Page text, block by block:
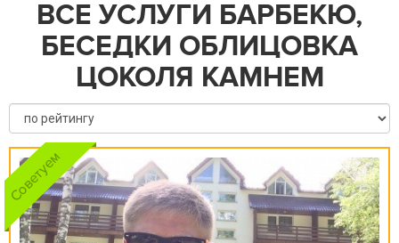
ВСЕ УСЛУГИ БАРБЕКЮ,
БЕСЕДКИ ОБЛИЦОВКА
ЦОКОЛЯ КАМНЕМ